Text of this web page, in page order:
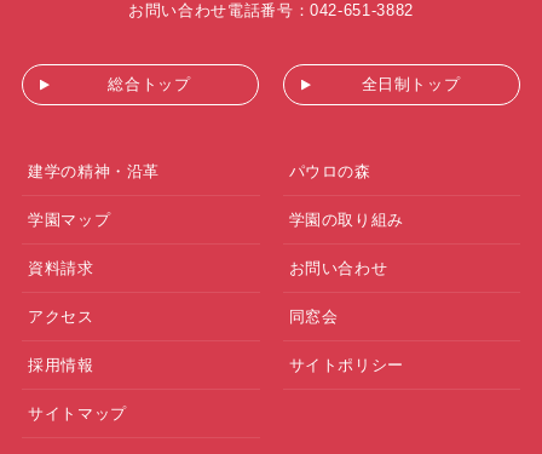
お問い合わせ電話番号：042-651-3882
総合トップ 全日制トップ
建学の精神・沿革 パウロの森
学園マップ 学園の取り組み
資料請求 お問い合わせ
アクセス 同窓会
採用情報 サイトポリシー
サイトマップ